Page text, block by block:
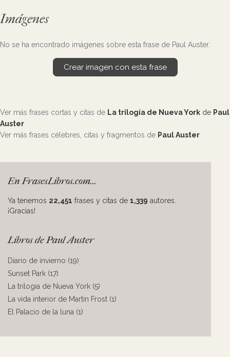
Imágenes
No se ha encontrado imágenes sobre esta frase de Paul Auster.
Crear imagen con esta frase
Ver más frases cortas y citas de La trilogía de Nueva York de Paul
Auster
Ver más frases célebres, citas y fragmentos de Paul Auster
En FrasesLibros.com...
Ya tenemos 22,451 frases y citas de 1,339 autores.
¡Gracias!
Libros de Paul Auster
Diario de invierno (19)
Sunset Park (17)
La trilogia de Nueva York (5)
La vida interior de Martin Frost (1)
El Palacio de la luna (1)